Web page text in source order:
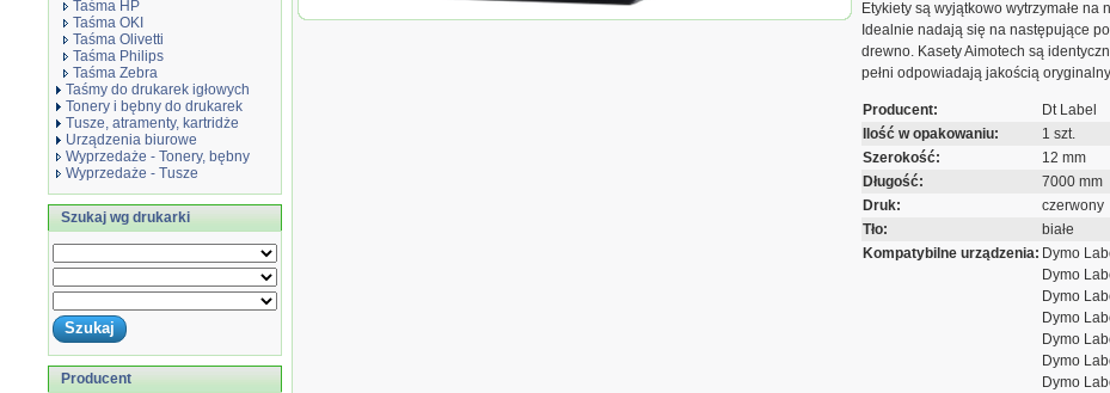
Taśma HP
Taśma OKI
Taśma Olivetti
Taśma Philips
Taśma Zebra
Taśmy do drukarek igłowych
Tonery i bębny do drukarek
Tusze, atramenty, kartridże
Urządzenia biurowe
Wyprzedaże - Tonery, bębny
Wyprzedaże - Tusze
Szukaj wg drukarki
Producent
Taśma zamiennik do Dymo 12mm/7m
Etykiety są wyjątkowo wytrzymałe
Idealnie nadają się na następujące
drewno. Kasety Aimotech są
pełni odpowiadają jakością
Producent:
Dt Label
Ilość w opakowaniu:
1 szt.
Szerokość:
12 mm
Długość:
7000 mm
Druk:
czerwony
Tło:
białe
Kompatybilne urządzenia: Dymo
Dymo
Dymo
Dymo
Dymo
Dymo
Dymo